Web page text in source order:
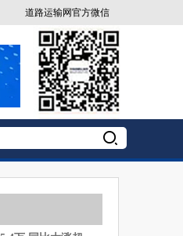
道路运输网官方微信